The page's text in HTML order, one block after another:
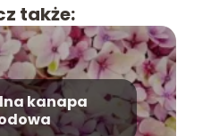
także:
kanapa